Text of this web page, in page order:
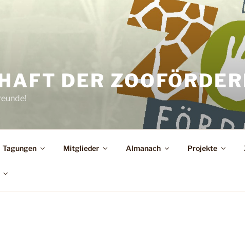
DER
Tagungen Mitglieder Almanach Projekte